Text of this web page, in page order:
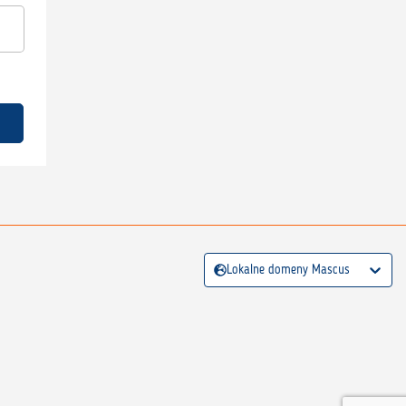
Lokalne domeny Mascus